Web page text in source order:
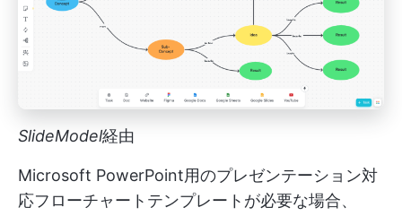
SlideModel経由
Microsoft PowerPoint用のプレゼンテーション対
応フローチャートテンプレートが必要な場合、